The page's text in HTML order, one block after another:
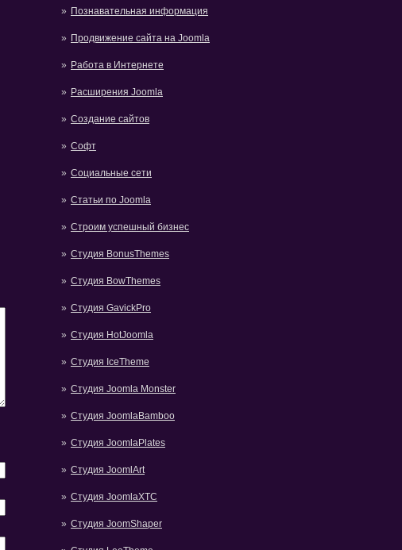
Познавательная информация
Продвижение сайта на Joomla
Работа в Интернете
Расширения Joomla
Создание сайтов
Софт
Социальные сети
Статьи по Joomla
Строим успешный бизнес
Студия BonusThemes
Студия BowThemes
Студия GavickPro
Студия HotJoomla
Студия IceTheme
Студия Joomla Monster
Студия JoomlaBamboo
Студия JoomlaPlates
Студия JoomlArt
Студия JoomlaXTC
Студия JoomShaper